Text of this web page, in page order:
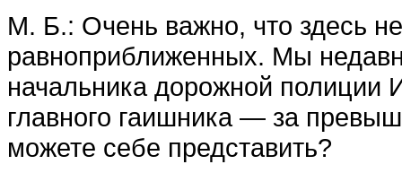
М. Б.: Очень важно, что здесь
равноприближенных. Мы
начальника дорожной
главного гаишника — за
можете себе представить?